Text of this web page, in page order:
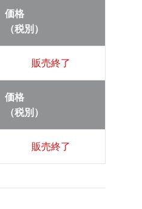
価格
（税別）
販売終了
価格
（税別）
販売終了